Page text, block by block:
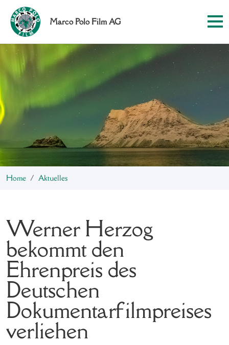
Marco Polo Film AG
Home Aktuelles
Werner Herzog
bekommt den
Ehrenpreis des
Deutschen
Dokumentarfilmpreises
verliehen